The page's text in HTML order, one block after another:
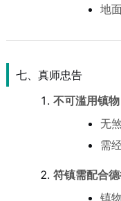
地
七、真师忠告
不可滥用镇物
无
需
符镇需配合
镇